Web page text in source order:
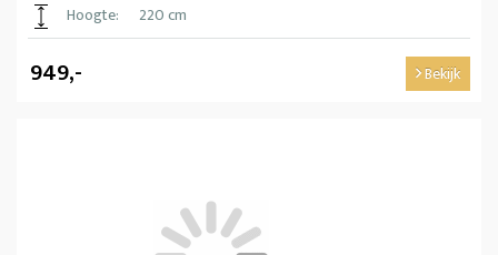
Hoogte:
220 cm
949,- Bekijk